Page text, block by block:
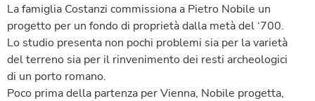
La famiglia Costanzi commissiona a Pietro Nobile un
progetto per un fondo di proprietà dalla metà del ‘700.
Lo studio presenta non pochi problemi sia per la varietà
del terreno sia per il rinvenimento dei resti archeologici
di un porto romano.
Poco prima della partenza per Vienna, Nobile progetta,